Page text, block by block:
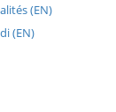
(EN)
(EN)